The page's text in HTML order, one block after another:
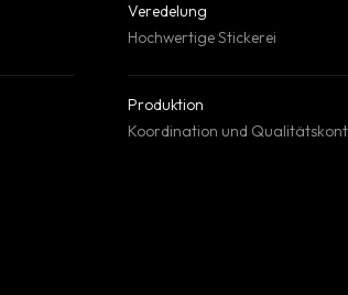
Veredelung
Hochwertige Stickerei
Produktion
Koordination und